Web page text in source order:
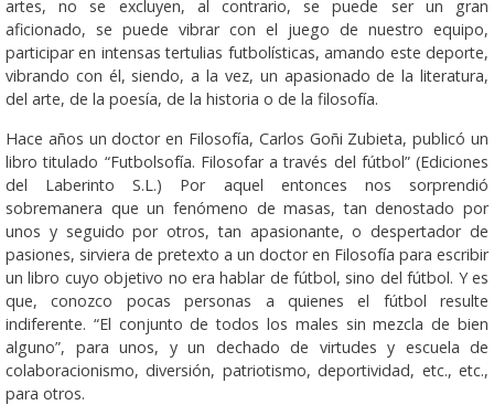
artes, no se excluyen, al contrario, se puede ser un gran
aficionado, se puede vibrar con el juego de nuestro equipo,
participar en intensas tertulias futbolísticas, amando este deporte,
vibrando con él, siendo, a la vez, un apasionado de la literatura,
del arte, de la poesía, de la historia o de la filosofía.
Hace años un doctor en Filosofía, Carlos Goñi Zubieta, publicó un
libro titulado “Futbolsofía. Filosofar a través del fútbol” (Ediciones
del Laberinto S.L.) Por aquel entonces nos sorprendió
sobremanera que un fenómeno de masas, tan denostado por
unos y seguido por otros, tan apasionante, o despertador de
pasiones, sirviera de pretexto a un doctor en Filosofía para escribir
un libro cuyo objetivo no era hablar de fútbol, sino del fútbol. Y es
que, conozco pocas personas a quienes el fútbol resulte
indiferente. “El conjunto de todos los males sin mezcla de bien
alguno”, para unos, y un dechado de virtudes y escuela de
colaboracionismo, diversión, patriotismo, deportividad, etc., etc.,
para otros.